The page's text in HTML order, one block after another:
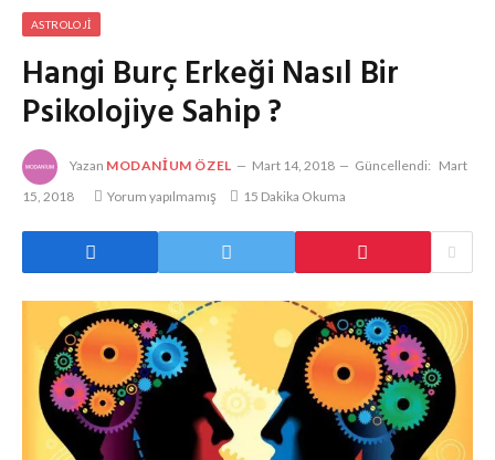
ASTROLOJI
Hangi Burç Erkeği Nasıl Bir
Psikolojiye Sahip ?
Yazan MODANIUM ÖZEL Mart 14, 2018 Güncellendi: Mart
15, 2018
Yorum yapılmamış 15 Dakika Okuma